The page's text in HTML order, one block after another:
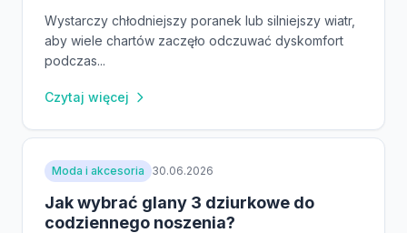
Wystarczy chłodniejszy poranek lub silniejszy wiatr,
aby wiele chartów zaczęło odczuwać dyskomfort
podczas...
Czytaj więcej
Moda i akcesoria 30.06.2026
Jak wybrać glany 3 dziurkowe do
codziennego noszenia?